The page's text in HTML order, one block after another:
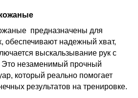
предназначены для
обеспечивают надежный хват,
выскальзывание рук с
Это незаменимый прочный
который реально помогает
результатов на тренировке.